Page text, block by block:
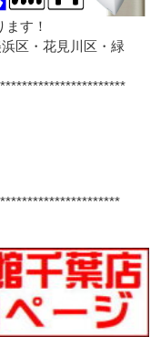
す！
区・花見川区・緑